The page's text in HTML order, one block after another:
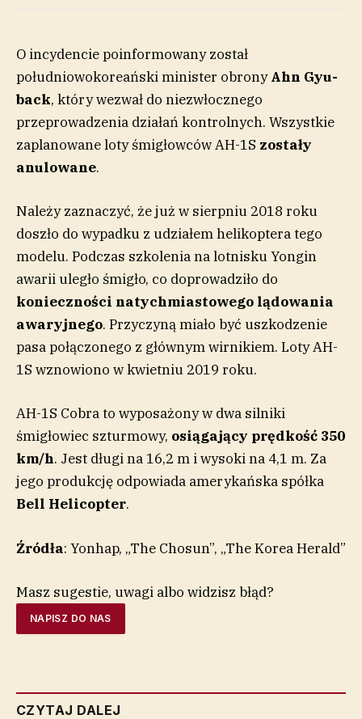
O incydencie poinformowany został
południowokoreański minister obronyAhn Gyu-
back, który wezwał do niezwłocznego
przeprowadzenia działań kontrolnych. Wszystkie
zaplanowane loty śmigłowców AH-1S zostały
anulowane.
Należy zaznaczyć, że już w sierpniu 2018 roku
doszło do wypadku z udziałem helikoptera tego
modelu. Podczas szkolenia na lotnisku Yongin
awarii uległo śmigło, co doprowadziło do
konieczności natychmiastowego lądowania
awaryjnego. Przyczyną miało być uszkodzenie
pasa połączonego z głównym wirnikiem. Loty AH-
1S wznowiono w kwietniu 2019 roku.
AH-1S Cobra to wyposażony w dwa silniki
śmigłowiec szturmowy, osiągający prędkość 350
km/h. Jest długi na 16,2 m i wysoki na 4,1 m. Za
jego produkcję odpowiada amerykańska spółka
Bell Helicopter.
Źródła: Yonhap, „The Chosun”, „The Korea Herald”
Masz sugestie, uwagi albo widzisz błąd?
NAPISZ DO NAS
CZYTAJ DALEJ